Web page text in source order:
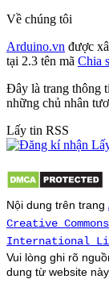
Về chúng tôi
Arduino.vn được
tại 2.3 tên mã Chia
Đây là trang thông
những chủ nhân
Lấy tin RSS
Nội dung trên trang
Creative
International
Vui lòng ghi rõ
dung từ website này.